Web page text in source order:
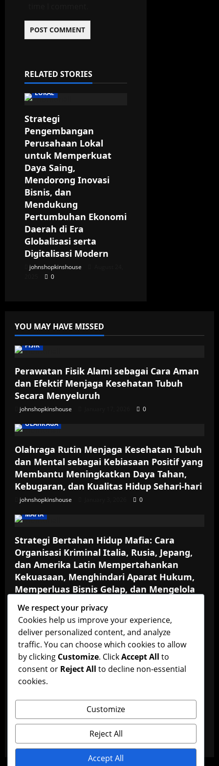
RELATED STORIES
LOKAL
Strategi
Pengembangan
Perusahaan Lokal
untuk Memperkuat
Daya Saing,
Mendorong Inovasi
Bisnis, dan
Mendukung
Pertumbuhan Ekonomi
Daerah di Era
Globalisasi serta
Digitalisasi Modern
johnshopkinshouse
0
YOU MAY HAVE MISSED
FISIK
Perawatan Fisik Alami sebagai Cara Aman
dan Efektif Menjaga Kesehatan Tubuh
Secara Menyeluruh
johnshopkinshouse
0
OLAHRAGA
Olahraga Rutin Menjaga Kesehatan Tubuh
dan Mental sebagai Kebiasaan Positif yang
Membantu Meningkatkan Daya Tahan,
Kebugaran, dan Kualitas Hidup Sehari-hari
johnshopkinshouse
0
MAFIA
Strategi Bertahan Hidup Mafia: Cara
Organisasi Kriminal Italia, Rusia, Jepang,
dan Amerika Latin Mempertahankan
Kekuasaan, Menghindari Aparat Hukum,
Memperluas Bisnis Gelap, dan Mengelola
Konflik Internal serta Ancaman dari
Kompetitor
johnshopkinshouse October 30, 2025
MAFIA
Mafia dan Perdagangan Manusia: Strategi
Organisasi Kriminal Global dalam
Pekerja Paksa, dan Aktivitas Gelap Lintas
Negara, Serta Dampak Sosial, Ekonomi,
dan Hukum bagi Masyarakat
johnshopkinshouse October 30, 2025 0
We respect your privacy
Cookies help us improve your experience,
deliver personalized content, and analyze
traffic. You can choose which cookies to allow
by clicking Customize. ClickAccept All to
consent or Reject All to decline non-essential
cookies.
Customize
Reject All
Accept All